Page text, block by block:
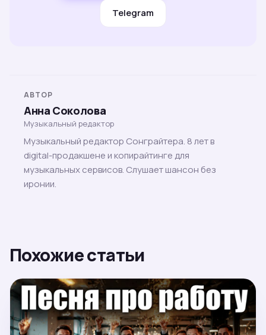
Telegram
АВТОР
Анна Соколова
Музыкальный редактор
Музыкальный редактор Сонграйтера. 8 лет в
digital-продакшене и копирайтинге для
музыкальных сервисов. Слушает шансон без
иронии.
Похожие статьи